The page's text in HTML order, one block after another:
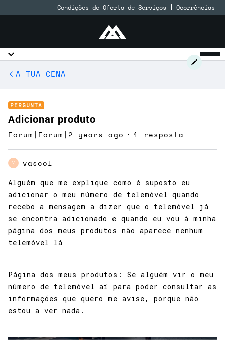
Condições de Oferta de Serviços Ocorrências
A TUA CENA
PERGUNTA
Adicionar produto
Forum|Forum|2 years ago 1 resposta
V vascol
Alguém que me explique como é suposto eu
adicionar o meu número de telemóvel quando
recebo a mensagem a dizer que o telemóvel já
se encontra adicionado e quando eu vou à minha
página dos meus produtos não aparece nenhum
telemóvel lá
Página dos meus produtos: Se alguém vir o meu
número de telemóvel aí para poder consultar as
informações que quero me avise, porque não
estou a ver nada.